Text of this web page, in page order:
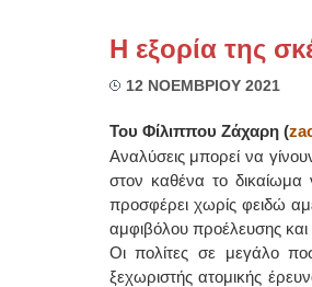
Η εξορία της
12 ΝΟΕΜΒΡΙΟΥ 2021
Του Φίλιππου Ζάχαρη (
Αναλύσεις μπορεί να
στον καθένα το δικαίωμα
προσφέρει χωρίς φειδώ
αμφιβόλου προέλευσης και
Οι πολίτες σε μεγάλο
ξεχωριστής ατομικής